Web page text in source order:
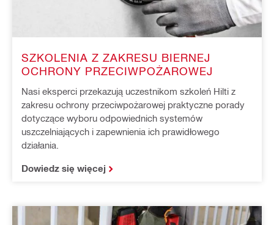
SZKOLENIA Z ZAKRESU BIERNEJ
OCHRONY PRZECIWPOŻAROWEJ
Nasi eksperci przekazują uczestnikom szkoleń Hilti z
zakresu ochrony przeciwpożarowej praktyczne porady
dotyczące wyboru odpowiednich systemów
uszczelniających i zapewnienia ich prawidłowego
działania.
Dowiedz się więcej